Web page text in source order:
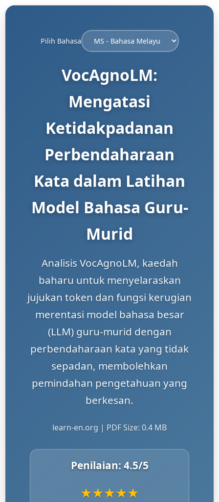
Pilih Bahasa
VocAgnoLM:
Mengatasi
Ketidakpadanan
Perbendaharaan
Kata dalam Latihan
Model Bahasa Guru-
Murid
Analisis VocAgnoLM, kaedah
baharu untuk menyelaraskan
jujukan token dan fungsi kerugian
merentasi model bahasa besar
(LLM) guru-murid dengan
perbendaharaan kata yang tidak
sepadan, membolehkan
pemindahan pengetahuan yang
berkesan.
learn-en.org | PDF Size: 0.4 MB
Penilaian: 4.5/5
★★★★★